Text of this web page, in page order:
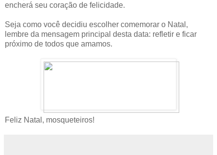
encherá seu coração de felicidade.
Seja como você decidiu escolher comemorar o Natal,
lembre da mensagem principal desta data: refletir e ficar
próximo de todos que amamos.
Feliz Natal, mosqueteiros!